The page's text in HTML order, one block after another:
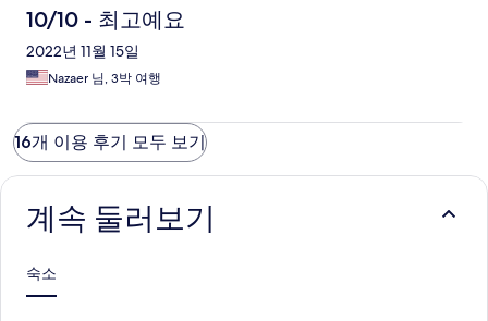
10/10 - 최고예요
2022년 11월 15일
Nazaer 님, 3박 여행
16개 이용 후기 모두 보기
계속 둘러보기
숙소